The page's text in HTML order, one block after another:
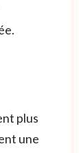
plus
une